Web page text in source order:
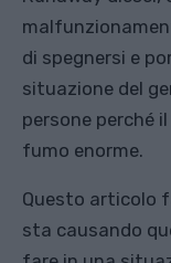
di spegnersi e
situazione del
persone perché
fumo enorme.
Questo articolo
sta causando